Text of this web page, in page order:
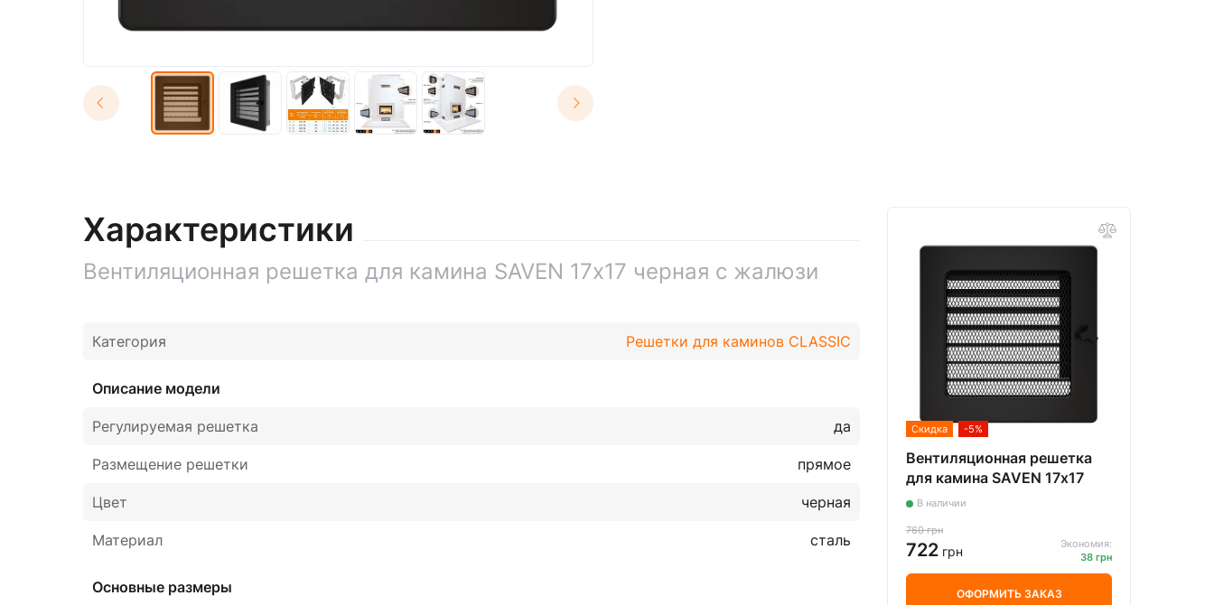
Характеристики
Вентиляционная решетка для камина SAVEN 17х17 черная с жалюзи
Категория Решетки для каминов CLASSIC
Описание модели
Регулируемая решетка да
Размещение решетки прямое
Цвет черная
Материал сталь
Основные размеры
Скидка -5%
Вентиляционная решетка
для камина SAVEN 17х17
черная с жалюзи
В наличии
760 грн
722 грн
Экономия:
38 грн
ОФОРМИТЬ ЗАКАЗ